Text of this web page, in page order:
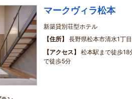
マークヴィラ松本
新築貸別荘型ホテル
住所
長野県松本市清水1丁
アクセス
松本駅まで徒歩18
で徒歩5分